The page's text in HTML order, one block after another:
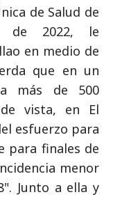
de Salud de
de 2022, le
en medio de
que en un
más de 500
vista, en El
esfuerzo para
para finales de
menor
Junto a ella y